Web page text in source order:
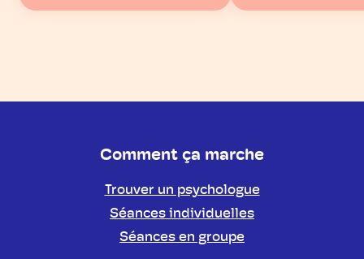
Comment ça marche
Trouver un psychologue
Séances individuelles
Séances en groupe